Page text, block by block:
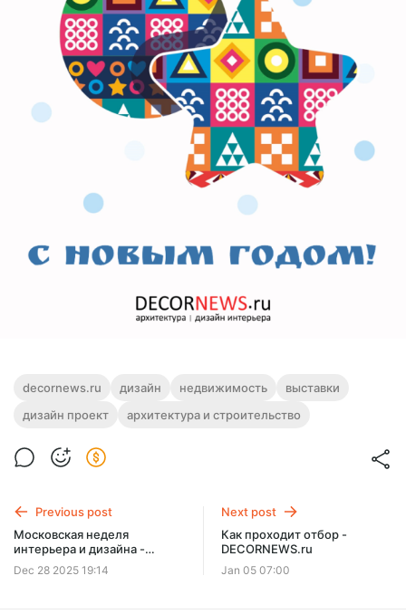
decornews.ru дизайн недвижимость
выставки
дизайн проект
архитектура и строительство
Previous post
Московская неделя
интерьера и дизайна -
DECORNEWS.ru
Dec 28 2025 19:14
Next post
Как проходит отбор -
DECORNEWS.ru
Jan 05 07:00